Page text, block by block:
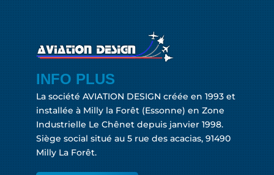
INFO PLUS
La société AVIATION DESIGN créée en 1993 et
installée à Milly la Forêt (Essonne) en Zone
Industrielle Le Chênet depuis janvier 1998.
Siège social situé au 5 rue des acacias, 91490
Milly La Forêt.